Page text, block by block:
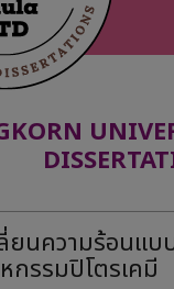
ยนความร้อนแบ
กรรมปิโตรเคมี